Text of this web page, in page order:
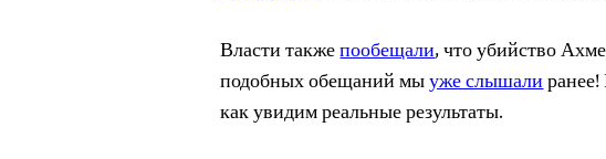
Власти такжепообещали, что убийство
подобных обещаний мыуже слышалиранее!
как увидим реальные результаты.